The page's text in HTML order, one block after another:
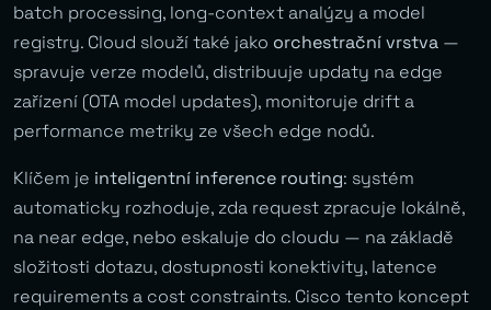
batch processing, long-context analýzy a model
registry. Cloud slouží také jako orchestrační vrstva —
spravuje verze modelů, distribuuje updaty na edge
zařízení (OTA model updates), monitoruje drift a
performance metriky ze všech edge nodů.
Klíčem je inteligentní inference routing: systém
automaticky rozhoduje, zda request zpracuje lokálně,
na near edge, nebo eskaluje do cloudu — na základě
složitosti dotazu, dostupnosti konektivity, latence
requirements a cost constraints. Cisco tento koncept